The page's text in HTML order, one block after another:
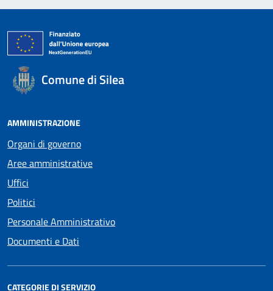
Comune di Silea
AMMINISTRAZIONE
Organi di governo
Aree amministrative
Uffici
Politici
Personale Amministrativo
Documenti e Dati
CATEGORIE DI SERVIZIO